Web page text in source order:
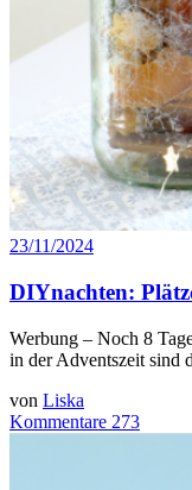
23/11/2024
DIYnachten:
Werbung – Noch 8
in der Adventszeit sind
von Liska
Kommentare 273